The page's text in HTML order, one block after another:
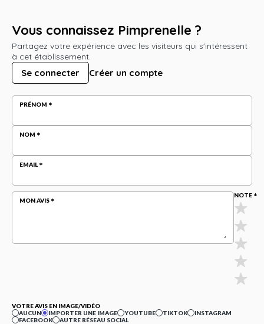
Vous connaissez Pimprenelle ?
Partagez votre expérience avec les visiteurs qui s'intéressent
à cet établissement.
Se connecter Créer un compte
PRÉNOM
NOM
EMAIL
MON AVIS
NOTE
VOTRE AVIS EN IMAGE/VIDÉO
AUCUN
IMPORTER UNE IMAGE YOUTUBE TIKTOK
INSTAGRAM
FACEBOOK
AUTRE RÉSEAU SOCIAL